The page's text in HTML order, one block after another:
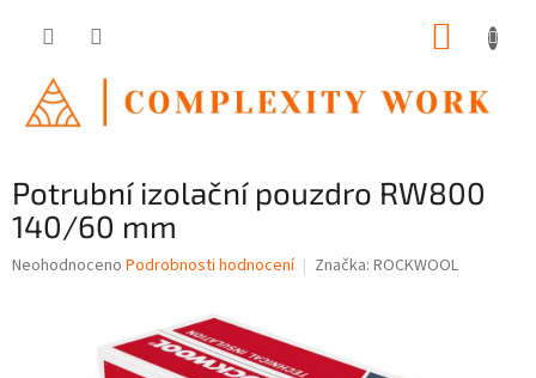
Potrubní izolační pouzdro RW800
140/60 mm
Průměrné
Neohodnoceno Podrobnosti hodnocení Značka: ROCKWOOL